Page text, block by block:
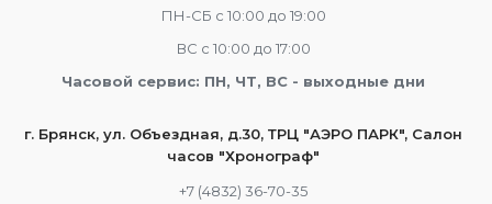
ПН-СБ с 10:00 до 19:00
ВС с 10:00 до 17:00
Часовой сервис: ПН, ЧТ, ВС - выходные дни
г. Брянск, ул. Объездная, д.30, ТРЦ "АЭРО ПАРК", Салон
часов "Хронограф"
+7 (4832) 36-70-35